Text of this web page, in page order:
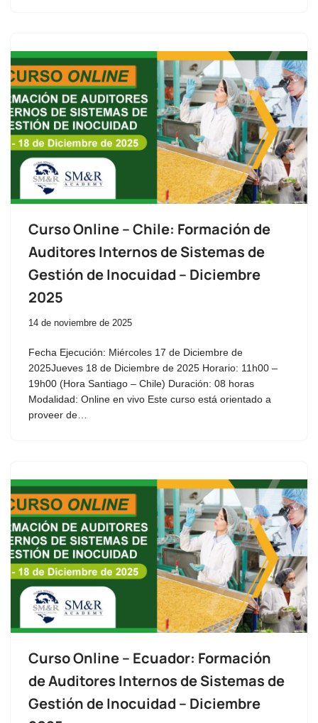
Curso Online – Chile: Formación de
Auditores Internos de Sistemas de
Gestión de Inocuidad – Diciembre
2025
14 de noviembre de 2025
Fecha Ejecución: Miércoles 17 de Diciembre de
2025Jueves 18 de Diciembre de 2025 Horario: 11h00 –
19h00 (Hora Santiago – Chile) Duración: 08 horas
Modalidad: Online en vivo Este curso está orientado a
proveer de…
Curso Online – Ecuador: Formación
de Auditores Internos de Sistemas de
Gestión de Inocuidad – Diciembre